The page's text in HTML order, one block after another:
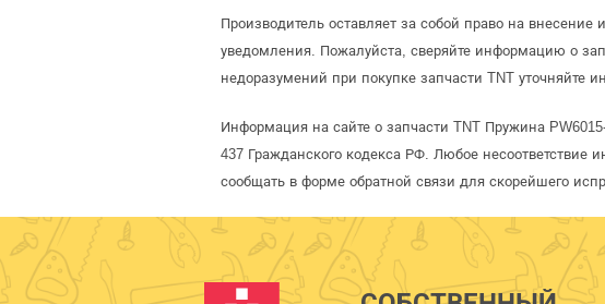
Производитель оставляет за собой право на
уведомления. Пожалуйста, сверяйте информацию о
недоразумений при покупке запчасти TNT уточняйте
Информация на сайте о запчасти TNT Пружина
437 Гражданского кодекса РФ. Любое несоответствие
сообщать в форме обратной связи для скорейшего